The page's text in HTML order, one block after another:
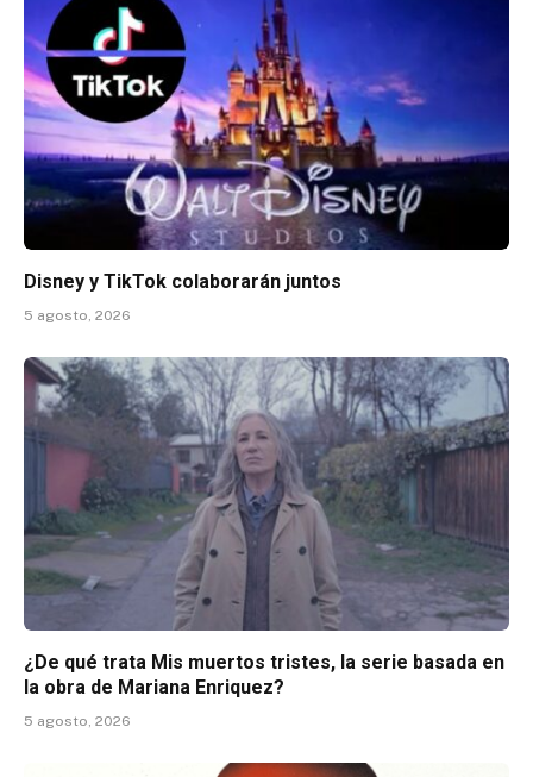
Disney y TikTok colaborarán juntos
5 agosto, 2026
¿De qué trata Mis muertos tristes, la serie basada en
la obra de Mariana Enriquez?
5 agosto, 2026